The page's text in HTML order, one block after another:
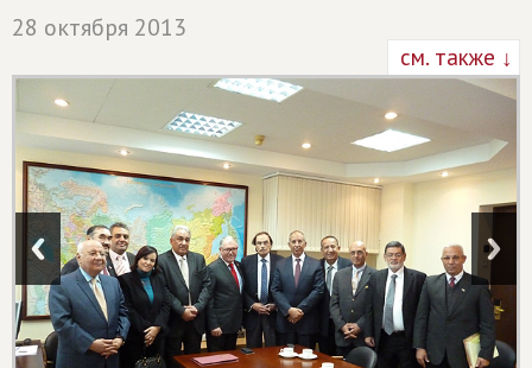
28 октября 2013
см. также ↓